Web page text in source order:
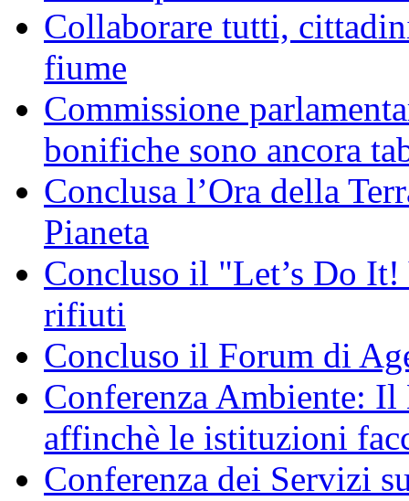
Collaborare tutti,
fiume
Commissione
bonifiche sono ancora
Conclusa l’Ora della
Pianeta
Concluso il "Let’s Do
rifiuti
Concluso il Forum di
Conferenza Ambiente:
affinchè le istituzioni
Conferenza dei Servizi